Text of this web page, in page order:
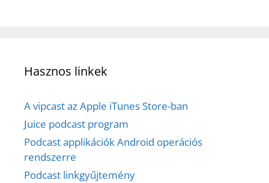
Hasznos linkek
A vipcast az Apple iTunes Store-ban
Juice podcast program
Podcast applikációk Android operációs
rendszerre
Podcast linkgyűjtemény